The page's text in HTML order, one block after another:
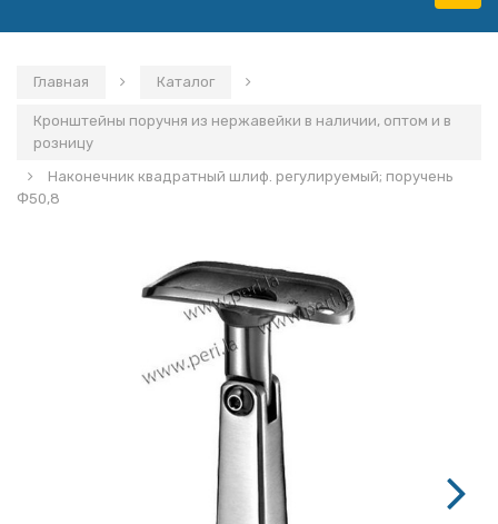
Главная Каталог
Кронштейны поручня из нержавейки в наличии, оптом и в
розницу
Наконечник квадратный шлиф. регулируемый; поручень
Ф50,8